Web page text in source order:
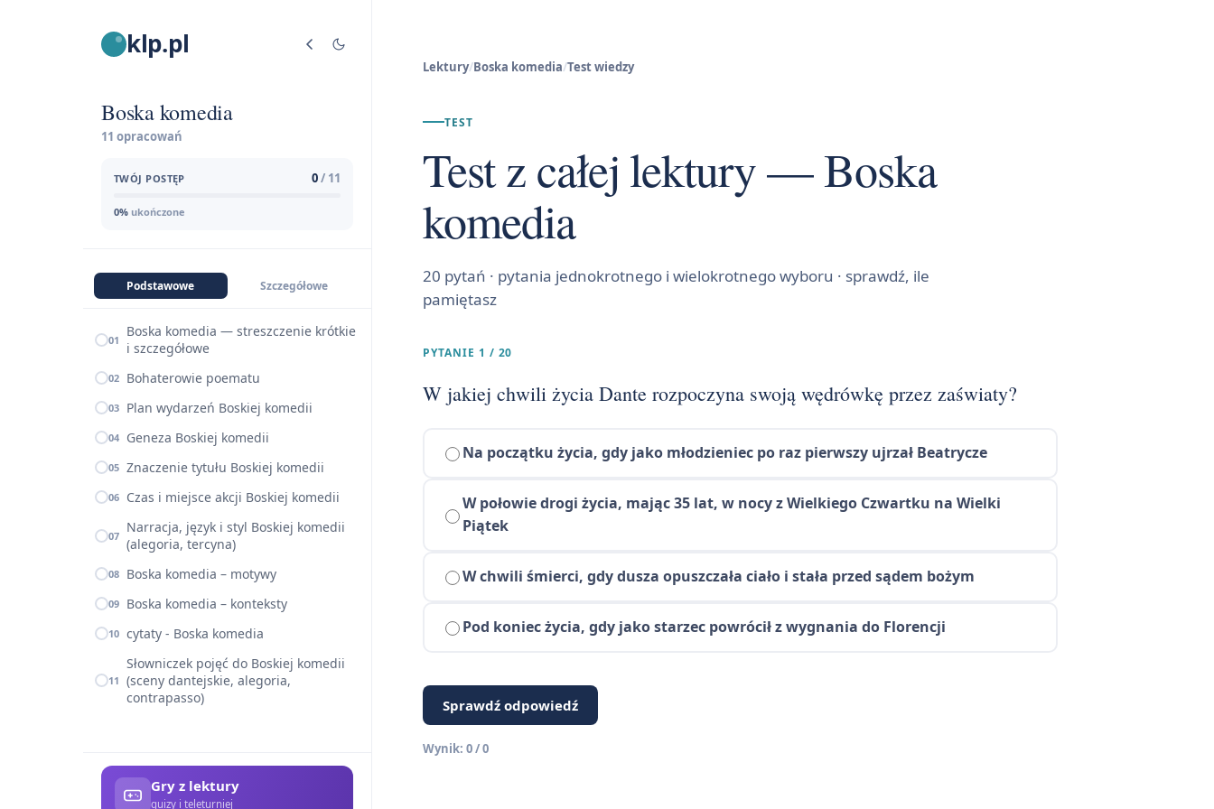
klp.pl
Boska komedia
11 opracowań
TWÓJ POSTĘP 0/ 11
0% ukończone
Podstawowe Szczegółowe
01
Boska komedia — streszczenie krótkie
i szczegółowe
02 Bohaterowie poematu
03 Plan wydarzeń Boskiej komedii
04 Geneza Boskiej komedii
05 Znaczenie tytułu Boskiej komedii
06 Czas i miejsce akcji Boskiej komedii
07 Narracja, język i styl Boskiej komedii
(alegoria, tercyna)
08 Boska komedia – motywy
09 Boska komedia – konteksty
10 cytaty - Boska komedia
11
Słowniczek pojęć do Boskiej komedii
(sceny dantejskie, alegoria,
contrapasso)
Gry z lektury
quizy i teleturniej
Lektury/Boska komedia/Test wiedzy
TEST
Test z całej lektury — Boska
komedia
20 pytań · pytania jednokrotnego i wielokrotnego wyboru · sprawdź, ile
pamiętasz
PYTANIE 1 / 20
W jakiej chwili życia Dante rozpoczyna swoją wędrówkę przez zaświaty?
Na początku życia, gdy jako młodzieniec po raz pierwszy ujrzał Beatrycze
W połowie drogi życia, mając 35 lat, w nocy z Wielkiego Czwartku na Wielki
Piątek
W chwili śmierci, gdy dusza opuszczała ciało i stała przed sądem bożym
Pod koniec życia, gdy jako starzec powrócił z wygnania do Florencji
Sprawdź odpowiedź
Wynik: 0 / 0